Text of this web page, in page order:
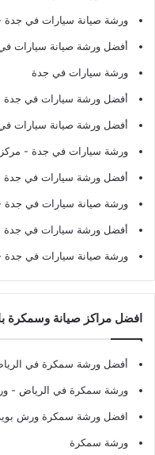
ورشة صيانة سيارات في جدة
أفضل ورشة صيانة سيارات
ورشة سيارات في جدة
أفضل ورشة سيارات في جدة
أفضل ورشة صيانة سيارات
ورشة سيارات في جدة - مركز
أفضل ورشة سيارات في جدة
ورشة صيانة سيارات في جدة
أفضل ورشة سيارات في جدة
ورشة صيانة سيارات في جدة
افضل مراكز صيانة وسمكرة
أفضل ورشة سمكرة في
ورشة سمكرة في الرياض -
افضل ورشة سمكرة ورش بوية
ورشة سمكرة